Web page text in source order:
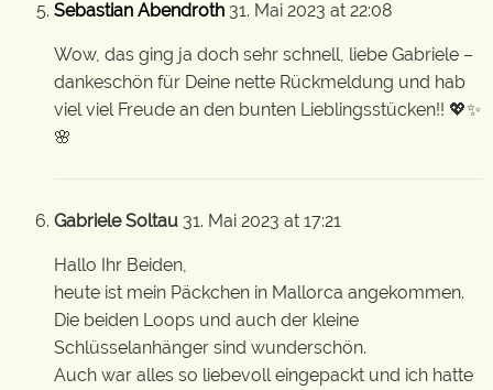
Sebastian Abendroth 31. Mai 2023 at 22:08
Wow, das ging ja doch sehr schnell, liebe Gabriele –
dankeschön für Deine nette Rückmeldung und hab
viel viel Freude an den bunten Lieblingsstücken!! 💖✨
🌸
Gabriele Soltau 31. Mai 2023 at 17:21
Hallo Ihr Beiden,
heute ist mein Päckchen in Mallorca angekommen.
Die beiden Loops und auch der kleine
Schlüsselanhänger sind wunderschön.
Auch war alles so liebevoll eingepackt und ich hatte